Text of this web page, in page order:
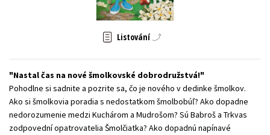
Zahraniční literatura
Všechny tituly
Listování
Nastal čas na nové šmolkovské dobrodružstvá!
Pohodlne si sadnite a pozrite sa, čo je nového v dedinke šmolkov.
Ako si šmolkovia poradia s nedostatkom šmolbobúľ? Ako dopadne
nedorozumenie medzi Kuchárom a Mudrošom? Sú Babroš a Trkvas
zodpovední opatrovatelia Šmolčiatka? Ako dopadnú napínavé